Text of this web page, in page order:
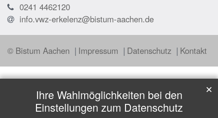
0241 4462120
info.vwz-erkelenz@bistum-aachen.de
© Bistum Aachen Impressum Datenschutz Kontakt
Ihre Wahlmöglichkeiten bei den
Einstellungen zum Datenschutz
✕